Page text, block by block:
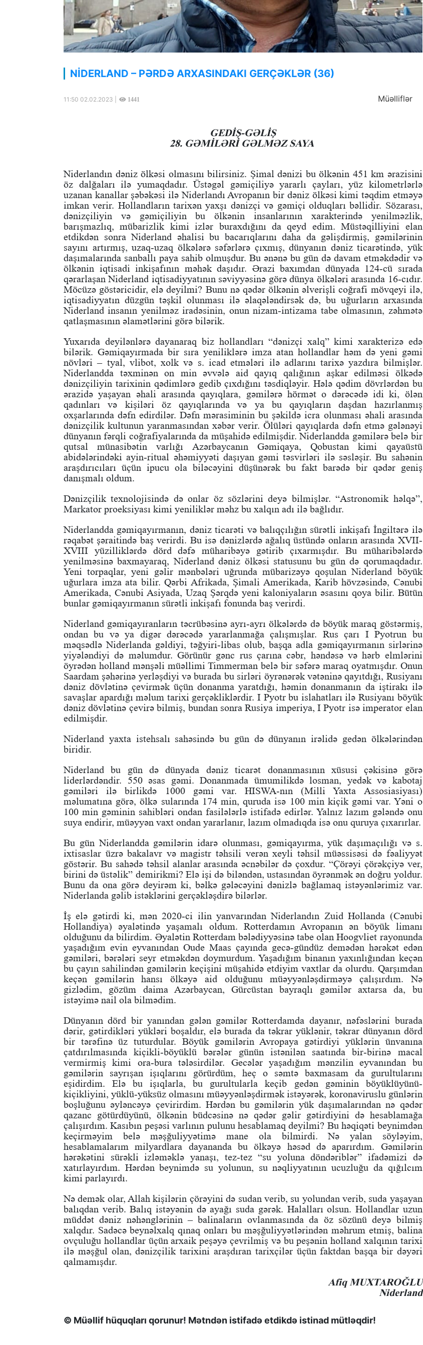
NİDERLAND – PƏRDƏ ARXASINDAKI GERÇƏKLƏR (36)
11:50 02.02.2023 | 1441 Müəlliflər
GEDİŞ-GƏLİŞ
28. GƏMİLƏRİ GƏLMƏZ SAYA
Niderlandın dəniz ölkəsi olmasını bilirsiniz. Şimal dənizi bu ölkənin 451 km ərazisini
öz dalğaları ilə yumaqdadır. Üstəgəl gəmiçiliyə yararlı çayları, yüz kilometrlərlə
uzanan kanallar şəbəkəsi ilə Niderlandı Avropanın bir dəniz ölkəsi kimi təqdim etməyə
imkan verir. Hollandların tarixən yaxşı dənizçi və gəmiçi olduqları bəllidir. Sözarası,
dənizçiliyin və gəmiçiliyin bu ölkənin insanlarının xarakterində yenilməzlik,
barışmazlıq, mübarizlik kimi izlər buraxdığını da qeyd edim. Müstəqilliyini elan
etdikdən sonra Niderland əhalisi bu bacarıqlarını daha da gəlişdirmiş, gəmilərinin
sayını artırmış, uzaq-uzaq ölkələrə səfərlərə çıxmış, dünyanın dəniz ticarətində, yük
daşımalarında sanballı paya sahib olmuşdur. Bu ənənə bu gün də davam etməkdədir və
ölkənin iqtisadi inkişafının məhək daşıdır. Ərazi baxımdan dünyada 124-cü sırada
qərarlaşan Niderland iqtisadiyyatının səviyyəsinə görə dünya ölkələri arasında 16-cıdır.
Möcüzə göstəricidir, elə deyilmi? Bunu nə qədər ölkənin əlverişli coğrafi mövqeyi ilə,
iqtisadiyyatın düzgün təşkil olunması ilə əlaqələndirsək də, bu uğurların arxasında
Niderland insanın yenilməz iradəsinin, onun nizam-intizama tabe olmasının, zəhmətə
qatlaşmasının əlamətlərini görə bilərik.
Yuxarıda deyilənlərə dayanaraq biz hollandları “dənizçi xalq” kimi xarakterizə edə
bilərik. Gəmiqayırmada bir sıra yeniliklərə imza atan hollandlar həm də yeni gəmi
növləri – tyal, vlibot, xolk və s. icad etmələri ilə adlarını tarixə yazdıra bilmişlər.
Niderlandda təxminən on min əvvələ aid qayıq qalığının aşkar edilməsi ölkədə
dənizçiliyin tarixinin qədimlərə gedib çıxdığını təsdiqləyir. Hələ qədim dövrlərdən bu
ərazidə yaşayan əhali arasında qayıqlara, gəmilərə hörmət o dərəcədə idi ki, ölən
qadınları və kişiləri öz qayıqlarında və ya bu qayıqların daşdan hazırlanmış
oxşarlarında dəfn edirdilər. Dəfn mərasiminin bu şəkildə icra olunması əhali arasında
dənizçilik kultunun yaranmasından xəbər verir. Ölüləri qayıqlarda dəfn etmə gələnəyi
dünyanın fərqli coğrafiyalarında da müşahidə edilmişdir. Niderlandda gəmilərə belə bir
qutsal münasibətin varlığı Azərbaycanın Gəmiqaya, Qobustan kimi qayaüstü
abidələrindəki ayin-ritual əhəmiyyəti daşıyan gəmi təsvirləri ilə səsləşir. Bu sahənin
araşdırıcıları üçün ipucu ola biləcəyini düşünərək bu fakt barədə bir qədər geniş
danışmalı oldum.
Dənizçilik texnolojisində də onlar öz sözlərini deyə bilmişlər. “Astronomik həlqə”,
Markator proeksiyası kimi yeniliklər məhz bu xalqın adı ilə bağlıdır.
Niderlandda gəmiqayırmanın, dəniz ticarəti və balıqçılığın sürətli inkişafı İngiltərə ilə
rəqabət şəraitində baş verirdi. Bu isə dənizlərdə ağalıq üstündə onların arasında XVII-
XVIII yüzilliklərdə dörd dəfə müharibəyə gətirib çıxarmışdır. Bu müharibələrdə
yenilməsinə baxmayaraq, Niderland dəniz ölkəsi statusunu bu gün də qorumaqdadır.
Yeni torpaqlar, yeni gəlir mənbələri uğrunda mübarizəyə qoşulan Niderland böyük
uğurlara imza ata bilir. Qərbi Afrikada, Şimali Amerikada, Karib hövzəsində, Cənubi
Amerikada, Cənubi Asiyada, Uzaq Şərqdə yeni kaloniyaların əsasını qoya bilir. Bütün
bunlar gəmiqayırmanın sürətli inkişafı fonunda baş verirdi.
Niderland gəmiqayıranların təcrübəsinə ayrı-ayrı ölkələrdə də böyük maraq göstərmiş,
ondan bu və ya digər dərəcədə yararlanmağa çalışmışlar. Rus çarı I Pyotrun bu
məqsədlə Niderlanda gəldiyi, təğyiri-libas olub, başqa adla gəmiqayırmanın sirlərinə
yiyələndiyi də məlumdur. Görünür gənc rus çarına cəbr, həndəsə və hərb elmlərini
öyrədən holland mənşəli müəllimi Timmerman belə bir səfərə maraq oyatmışdır. Onun
Saardam şəhərinə yerləşdiyi və burada bu sirləri öyrənərək vətəninə qayıtdığı, Rusiyanı
dəniz dövlətinə çevirmək üçün donanma yaratdığı, həmin donanmanın da iştirakı ilə
savaşlar apardığı məlum tarixi gerçəkliklərdir. I Pyotr bu islahatları ilə Rusiyanı böyük
dəniz dövlətinə çevirə bilmiş, bundan sonra Rusiya imperiya, I Pyotr isə imperator elan
edilmişdir.
Niderland yaxta istehsalı sahəsində bu gün də dünyanın irəlidə gedən ölkələrindən
biridir.
Niderland bu gün də dünyada dəniz ticarət donanmasının xüsusi çəkisinə görə
liderlərdəndir. 550 əsas gəmi. Donanmada ümumilikdə losman, yedək və kabotaj
gəmiləri ilə birlikdə 1000 gəmi var. HISWA-nın (Milli Yaxta Assosiasiyası)
məlumatına görə, ölkə sularında 174 min, quruda isə 100 min kiçik gəmi var. Yəni o
100 min gəminin sahibləri ondan fasilələrlə istifadə edirlər. Yalnız lazım gələndə onu
suya endirir, müəyyən vaxt ondan yararlanır, lazım olmadıqda isə onu quruya çıxarırlar.
Bu gün Niderlandda gəmilərin idarə olunması, gəmiqayırma, yük daşımaçılığı və s.
ixtisaslar üzrə bakalavr və magistr təhsili verən xeyli təhsil müəssisəsi də fəaliyyət
göstərir. Bu sahədə təhsil alanlar arasında əcnəbilər də çoxdur. “Çörəyi çörəkçiyə ver,
birini də üstəlik” demirikmi? Elə işi də biləndən, ustasından öyrənmək ən doğru yoldur.
Bunu da ona görə deyirəm ki, bəlkə gələcəyini dənizlə bağlamaq istəyənlərimiz var.
Niderlanda gəlib istəklərini gerçəkləşdirə bilərlər.
İş elə gətirdi ki, mən 2020-ci ilin yanvarından Niderlandın Zuid Hollanda (Cənubi
Hollandiya) əyalətində yaşamalı oldum. Rotterdamın Avropanın ən böyük limanı
olduğunu da bilirdim. Əyalətin Rotterdam bələdiyyəsinə tabe olan Hoogvliet rayonunda
yaşadığım evin eyvanından Oude Maas çayında gecə-gündüz demədən hərəkət edən
gəmiləri, bərələri seyr etməkdən doymurdum. Yaşadığım binanın yaxınlığından keçən
bu çayın sahilindən gəmilərin keçişini müşahidə etdiyim vaxtlar da olurdu. Qarşımdan
keçən gəmilərin hansı ölkəyə aid olduğunu müəyyənləşdirməyə çalışırdım. Nə
gizlədim, gözüm daima Azərbaycan, Gürcüstan bayraqlı gəmilər axtarsa da, bu
istəyimə nail ola bilmədim.
Dünyanın dörd bir yanından gələn gəmilər Rotterdamda dayanır, nəfəslərini burada
dərir, gətirdikləri yükləri boşaldır, elə burada da təkrar yüklənir, təkrar dünyanın dörd
bir tərəfinə üz tuturdular. Böyük gəmilərin Avropaya gətirdiyi yüklərin ünvanına
çatdırılmasında kiçikli-böyüklü bərələr günün istənilən saatında bir-birinə macal
vermirmiş kimi ora-bura tələsirdilər. Gecələr yaşadığım mənzilin eyvanından bu
gəmilərin sayrışan işıqlarını görürdüm, heç o səmtə baxmasam da gurultularını
eşidirdim. Elə bu işıqlarla, bu gurultularla keçib gedən gəminin böyüklüyünü-
kiçikliyini, yüklü-yüksüz olmasını müəyyənləşdirmək istəyərək, koronaviruslu günlərin
boşluğunu əyləncəyə çevirirdim. Hərdən bu gəmilərin yük daşımalarından nə qədər
qazanc götürdüyünü, ölkənin büdcəsinə nə qədər gəlir gətirdiyini də hesablamağa
çalışırdım. Kasıbın peşəsi varlının pulunu hesablamaq deyilmi? Bu həqiqəti beynimdən
keçirməyim belə məşğuliyyətimə mane ola bilmirdi. Nə yalan söyləyim,
hesablamalarım milyardlara dayananda bu ölkəyə həsəd də aparırdım. Gəmilərin
hərəkətini sürəkli izləməklə yanaşı, tez-tez “su yoluna döndəriblər” ifadəmizi də
xatırlayırdım. Hərdən beynimdə su yolunun, su nəqliyyatının ucuzluğu da qığılcım
kimi parlayırdı.
Nə demək olar, Allah kişilərin çörəyini də sudan verib, su yolundan verib, suda yaşayan
balıqdan verib. Balıq istəyənin də ayağı suda gərək. Halalları olsun. Hollandlar uzun
müddət dəniz nəhənglərinin – balinaların ovlanmasında da öz sözünü deyə bilmiş
xalqdır. Sadəcə beynəlxalq qınaq onları bu məşğuliyyətlərindən məhrum etmiş, balina
ovçuluğu hollandlar üçün arxaik peşəyə çevrilmiş və bu peşənin holland xalqının tarixi
ilə məşğul olan, dənizçilik tarixini araşdıran tarixçilər üçün faktdan başqa bir dəyəri
qalmamışdır.
Afiq MUXTAROĞLU
Niderland
© Müəllif hüquqları qorunur! Mətndən istifadə etdikdə istinad mütləqdir!